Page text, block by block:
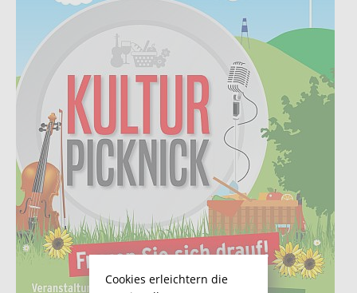
Cookies erleichtern die